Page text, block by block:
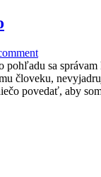
sa
človeku,
povedať, aby